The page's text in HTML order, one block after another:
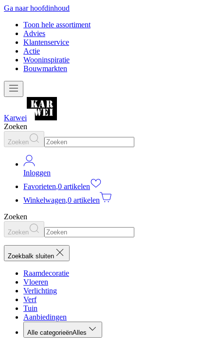
Ga naar hoofdinhoud
Toon hele assortiment
Advies
Klantenservice
Actie
Wooninspiratie
Bouwmarkten
Karwei
Zoeken
Zoeken
Inloggen
Favorieten,0 artikelen
Winkelwagen,0 artikelen
Zoeken
Zoeken
Zoekbalk sluiten
Raamdecoratie
Vloeren
Verlichting
Verf
Tuin
Aanbiedingen
Alle categorieënAlles